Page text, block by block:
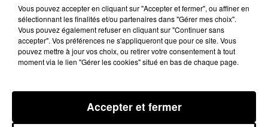
30 avril 2024 - 2 min 22 sec
LES INFOS DE L'HÉRAULT DU 30/04/2024 À
10H00
Podcasts infos de l'Hérault
Vous pouvez accepter en cliquant sur "Accepter et fermer", ou affiner en
sélectionnant les finalités et/ou partenaires dans "Gérer mes choix".
Vous pouvez également refuser en cliquant sur "Continuer sans
accepter". Vos préférences ne s'appliqueront que pour ce site. Vous
pouvez mettre à jour vos choix, ou retirer votre consentement à tout
moment via le lien "Gérer les cookies" situé en bas de chaque page.
Accepter et fermer